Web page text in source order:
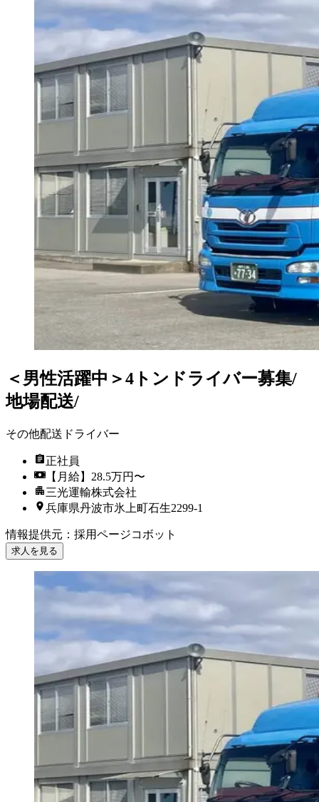
＜男性活躍中＞4トンドライバー募集/
地場配送/
その他配送ドライバー
正社員
【月給】28.5万円〜
三光運輸株式会社
兵庫県丹波市氷上町石生2299-1
情報提供元 ： 採用ページコボット
求人を見る